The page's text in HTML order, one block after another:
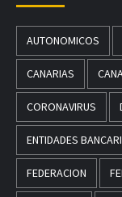
AUTONOMICOS
CANARIAS
CORONAVIRUS
ENTIDADES
FEDERACION